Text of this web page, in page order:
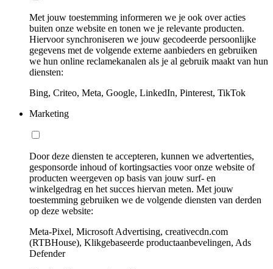
Met jouw toestemming informeren we je ook over acties
buiten onze website en tonen we je relevante producten.
Hiervoor synchroniseren we jouw gecodeerde persoonlijke
gegevens met de volgende externe aanbieders en gebruiken
we hun online reclamekanalen als je al gebruik maakt van hun
diensten:
Bing, Criteo, Meta, Google, LinkedIn, Pinterest, TikTok
Marketing
Door deze diensten te accepteren, kunnen we advertenties,
gesponsorde inhoud of kortingsacties voor onze website of
producten weergeven op basis van jouw surf- en
winkelgedrag en het succes hiervan meten. Met jouw
toestemming gebruiken we de volgende diensten van derden
op deze website:
Meta-Pixel, Microsoft Advertising, creativecdn.com
(RTBHouse), Klikgebaseerde productaanbevelingen, Ads
Defender